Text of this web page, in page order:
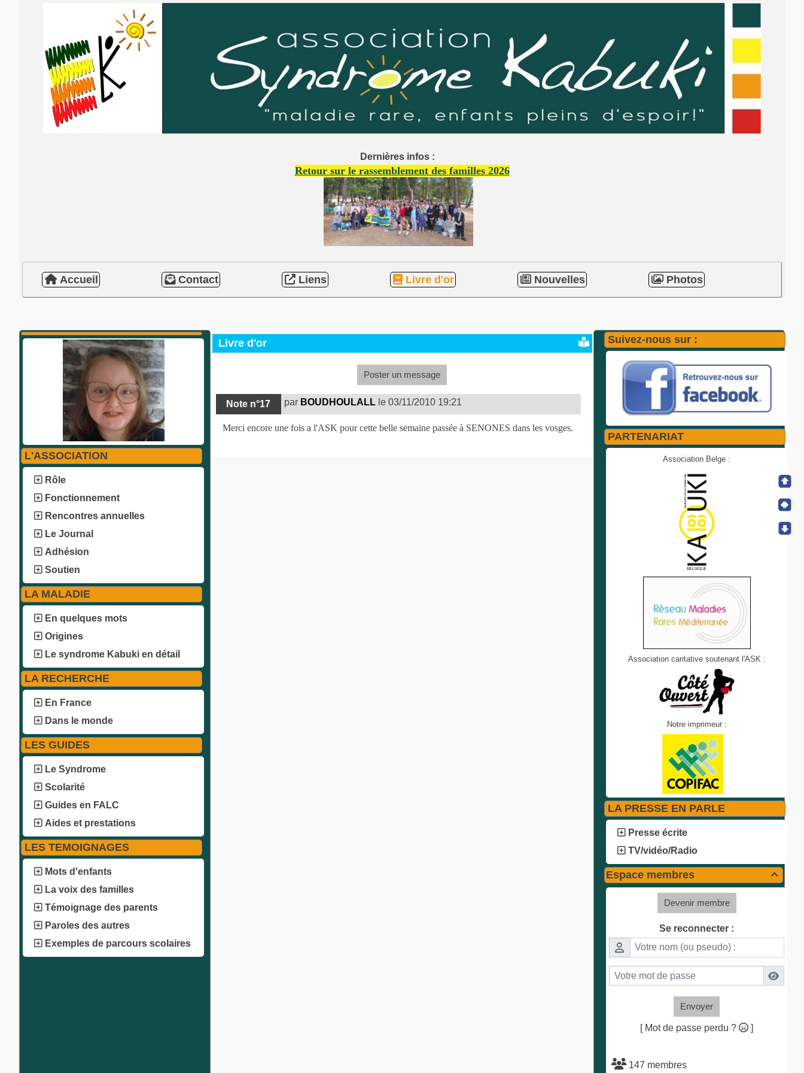
Dernières infos :
Retour sur le rassemblement des familles 2026
Accueil Contact Liens Livre d'or Nouvelles Photos
L'ASSOCIATION
Rôle
Fonctionnement
Rencontres annuelles
Le Journal
Adhésion
Soutien
LA MALADIE
En quelques mots
Origines
Le syndrome Kabuki en détail
LA RECHERCHE
En France
Dans le monde
LES GUIDES
Le Syndrome
Scolarité
Guides en FALC
Aides et prestations
LES TEMOIGNAGES
Mots d'enfants
La voix des familles
Témoignage des parents
Paroles des autres
Exemples de parcours scolaires
Livre d'or
Poster un message
Note n°17 par BOUDHOULALL le 03/11/2010 19:21
Merci encore une fois a l'ASK pour cette belle semaine passée à SENONES dans les vosges.
Suivez-nous sur :
PARTENARIAT
Association Belge :
Association caritative soutenant l'ASK :
Notre imprimeur :
LA PRESSE EN PARLE
Presse écrite
TV/vidéo/Radio

Espace membres
Devenir membre
Se reconnecter :
Envoyer
[ Mot de passe perdu ? ]
147 membres